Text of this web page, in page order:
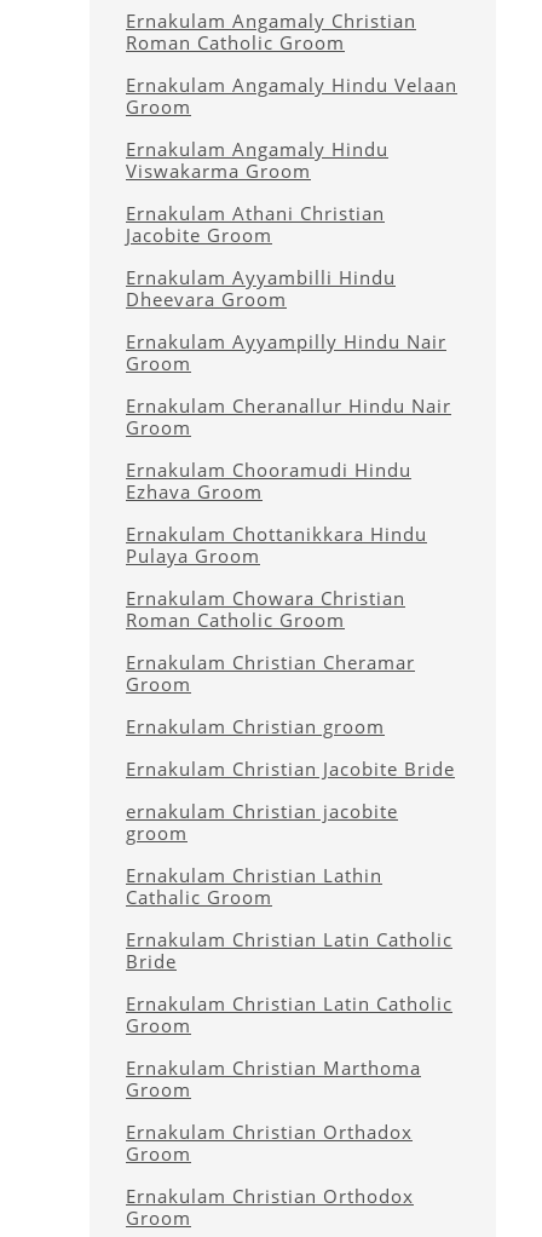
Ernakulam Angamaly Christian
Roman Catholic Groom
Ernakulam Angamaly Hindu Velaan
Groom
Ernakulam Angamaly Hindu
Viswakarma Groom
Ernakulam Athani Christian
Jacobite Groom
Ernakulam Ayyambilli Hindu
Dheevara Groom
Ernakulam Ayyampilly Hindu Nair
Groom
Ernakulam Cheranallur Hindu Nair
Groom
Ernakulam Chooramudi Hindu
Ezhava Groom
Ernakulam Chottanikkara Hindu
Pulaya Groom
Ernakulam Chowara Christian
Roman Catholic Groom
Ernakulam Christian Cheramar
Groom
Ernakulam Christian groom
Ernakulam Christian Jacobite Bride
ernakulam Christian jacobite
groom
Ernakulam Christian Lathin
Cathalic Groom
Ernakulam Christian Latin Catholic
Bride
Ernakulam Christian Latin Catholic
Groom
Ernakulam Christian Marthoma
Groom
Ernakulam Christian Orthadox
Groom
Ernakulam Christian Orthodox
Groom